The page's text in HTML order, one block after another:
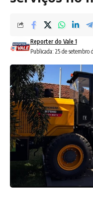
Publicada: 25 de setembro
Reporter do Vale 1